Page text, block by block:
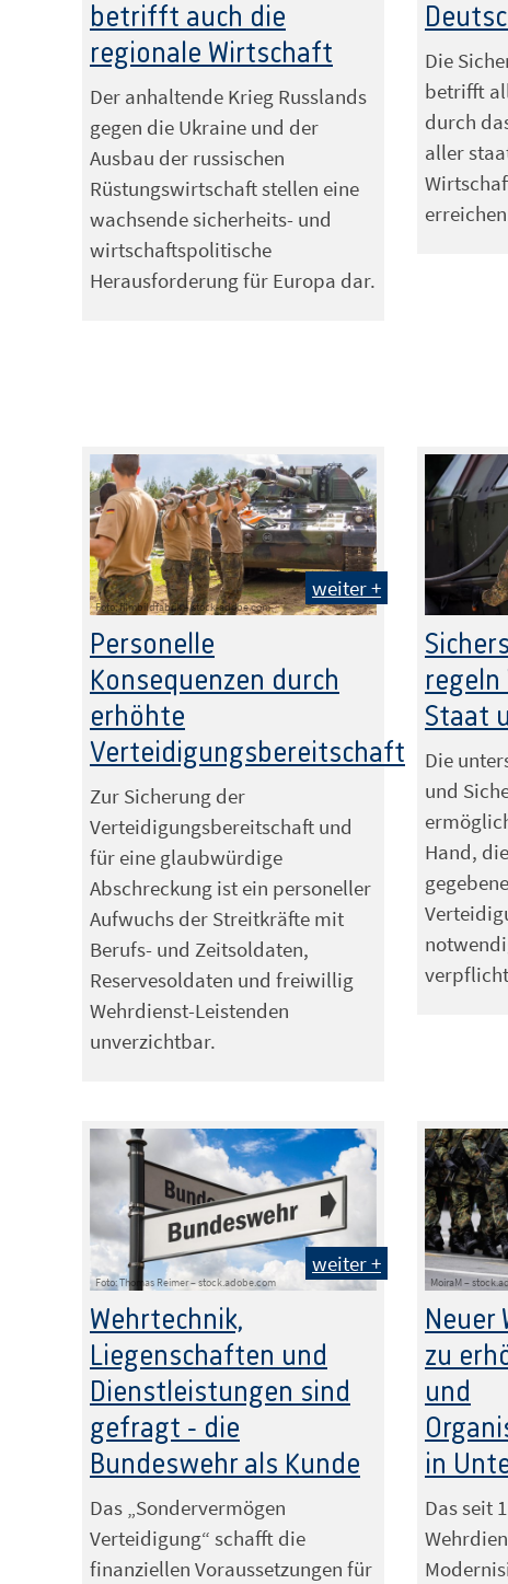
betrifft auch die
regionale Wirtschaft
Der anhaltende Krieg Russlands
gegen die Ukraine und der
Ausbau der russischen
Rüstungswirtschaft stellen eine
wachsende sicherheits- und
wirtschaftspolitische
Herausforderung für Europa dar.
Die
betrifft
durch
aller
Foto: filmbildfabrik – stock-adobe.com
weiter +
Personelle
Konsequenzen durch
erhöhte
Verteidigungsbereitschaft
Zur Sicherung der
Verteidigungsbereitschaft und
für eine glaubwürdige
Abschreckung ist ein personeller
Aufwuchs der Streitkräfte mit
Berufs- und Zeitsoldaten,
Reservesoldaten und freiwillig
Wehrdienst-Leistenden
unverzichtbar.
regeln
Staat
Die
und
Hand,
Foto: Thomas Reimer – stock.adobe.com
weiter +
Wehrtechnik,
Liegenschaften und
Dienstleistungen sind
gefragt - die
Bundeswehr als Kunde
Das „Sondervermögen
Verteidigung“ schafft die
finanziellen Voraussetzungen für
MoiraM –
Neuer
zu
und
in
Das seit